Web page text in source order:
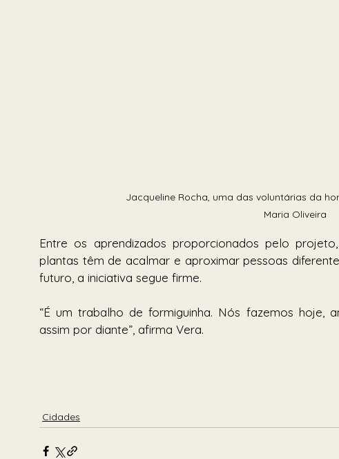
Jacqueline Rocha, uma das voluntárias da
Maria Oliveira
Entre os aprendizados proporcionados pelo
plantas têm de acalmar e aproximar pessoas
futuro, a iniciativa segue firme.
“É um trabalho de formiguinha. Nós fazemos hoje,
assim por diante”, afirma Vera.
Cidades